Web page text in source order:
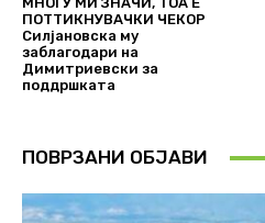
ПОТТИКНУВАЧКИ ЧЕКОР
Силјановска му
заблагодари на
Димитриевски за
поддршката
ПОВРЗАНИ ОБЈАВИ